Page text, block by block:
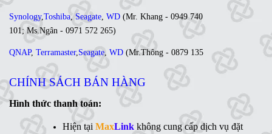
Synology, Toshiba, Seagate WD (Mr. Khang - 0949 740
101; Ms.Ngân - 0971 572 265)
QNAP, Terramaster,Seagate, WD (Mr.Thông - 0879 135
Ms. Lan Anh - 0984 441 810)
Ổ cứng di động,LCD,Networking, Linh kiện,....(Ms. Trâm
- 0944 908 249)
Synology , QNAP,Terramaster,Toshiba,Seagate,
CHÍNH SÁCH BÁN HÀNG
Hình thức thanh toán:
Hiện tại MaxLink không cung cấp dịch vụ đặt